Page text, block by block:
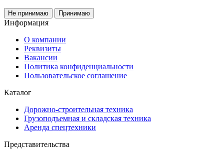
Не принимаю Принимаю
Информация
О компании
Реквизиты
Вакансии
Политика конфиденциальности
Пользовательское соглашение
Каталог
Дорожно-строительная техника
Грузоподъемная и складская техника
Аренда спецтехники
Представительства